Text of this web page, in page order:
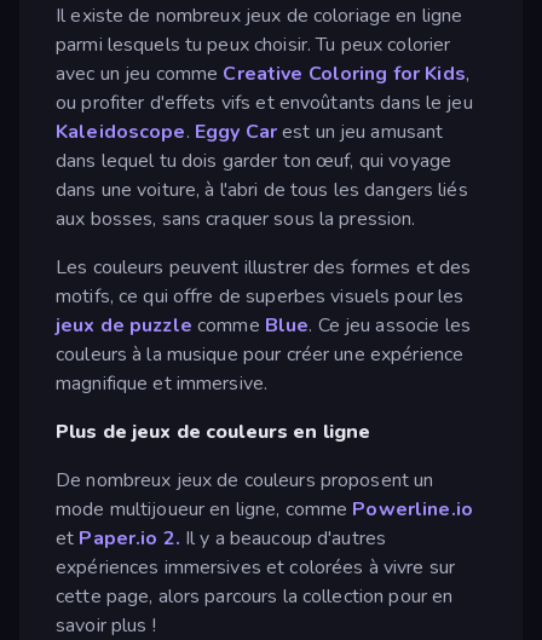
Il existe de nombreux jeux de coloriage en ligne
parmi lesquels tu peux choisir. Tu peux colorier
avec un jeu comme Creative Coloring for Kids,
ou profiter d'effets vifs et envoûtants dans le jeu
Kaleidoscope. Eggy Carest un jeu amusant
dans lequel tu dois garder ton œuf, qui voyage
dans une voiture, à l'abri de tous les dangers liés
aux bosses, sans craquer sous la pression.
Les couleurs peuvent illustrer des formes et des
motifs, ce qui offre de superbes visuels pour les
jeux de puzzle comme Blue. Ce jeu associe les
couleurs à la musique pour créer une expérience
magnifique et immersive.
Plus de jeux de couleurs en ligne
De nombreux jeux de couleurs proposent un
mode multijoueur en ligne, comme Powerline.io
et Paper.io 2. Il y a beaucoup d'autres
expériences immersives et colorées à vivre sur
cette page, alors parcours la collection pour en
savoir plus !